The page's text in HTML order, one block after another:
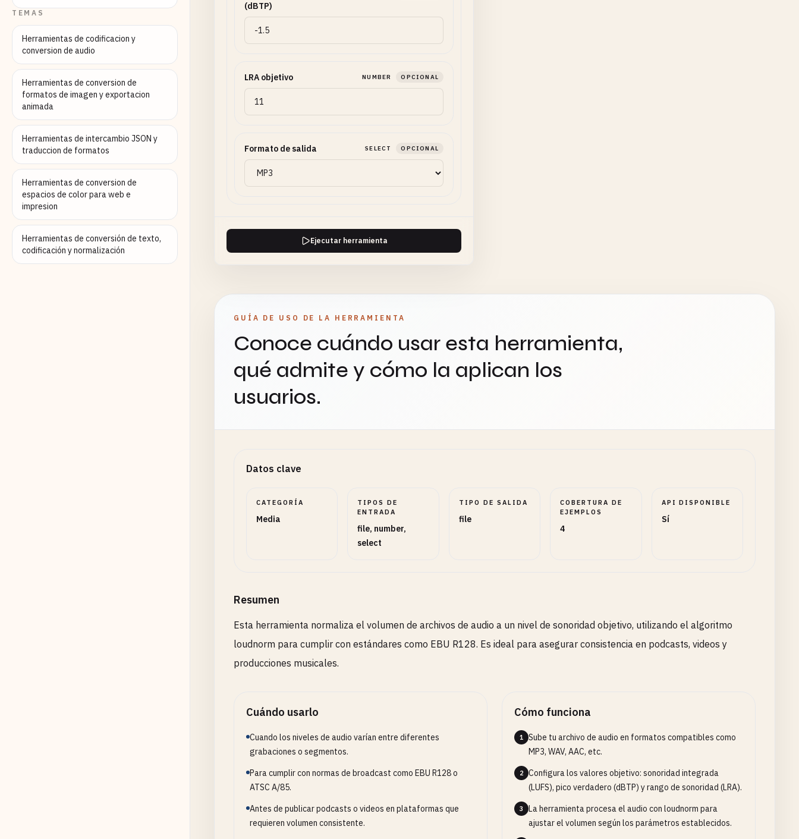
TEMAS
Herramientas de codificacion y
conversion de audio
Herramientas de conversion de
formatos de imagen y exportacion
animada
Herramientas de intercambio JSON y
traduccion de formatos
Herramientas de conversion de
espacios de color para web e
impresion
Herramientas de conversión de texto,
codificación y normalización
(dBTP)
LRA objetivo NUMBER OPCIONAL
Formato de salida SELECT OPCIONAL
Ejecutar herramienta
GUÍA DE USO DE LA HERRAMIENTA
Conoce cuándo usar esta herramienta,
qué admite y cómo la aplican los
usuarios.
Datos clave
CATEGORÍA
Media
TIPOS DE
ENTRADA
file, number,
select
TIPO DE SALIDA
file
COBERTURA DE
EJEMPLOS
4
API DISPONIBLE
Sí
Resumen
Esta herramienta normaliza el volumen de archivos de audio a un nivel de sonoridad objetivo, utilizando el algoritmo
loudnorm para cumplir con estándares como EBU R128. Es ideal para asegurar consistencia en podcasts, videos y
producciones musicales.
Cuándo usarlo
Cuando los niveles de audio varían entre diferentes
grabaciones o segmentos.
Para cumplir con normas de broadcast como EBU R128 o
ATSC A/85.
Antes de publicar podcasts o videos en plataformas que
requieren volumen consistente.
Cómo funciona
1
Sube tu archivo de audio en formatos compatibles como
MP3, WAV, AAC, etc.
2
Configura los valores objetivo: sonoridad integrada
(LUFS), pico verdadero (dBTP) y rango de sonoridad (LRA).
3
La herramienta procesa el audio con loudnorm para
ajustar el volumen según los parámetros establecidos.